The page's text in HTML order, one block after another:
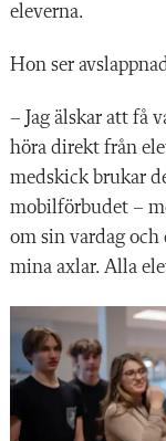
eleverna.
Hon ser
– Jag älskar att få
höra direkt från
medskick brukar
mobilförbudet –
om sin vardag och
mina axlar. Alla